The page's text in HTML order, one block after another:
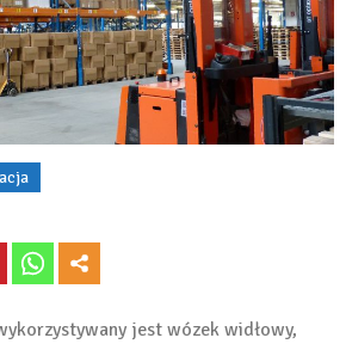
jest wózek widłowy,